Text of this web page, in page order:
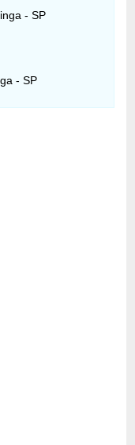
- SP
- SP